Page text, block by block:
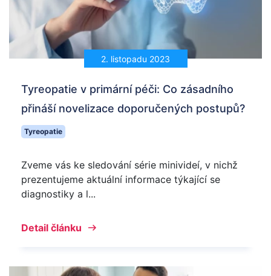
2. listopadu 2023
Tyreopatie v primární péči: Co zásadního
přináší novelizace doporučených postupů?
Tyreopatie
Zveme vás ke sledování série minivideí, v nichž
prezentujeme aktuální informace týkající se
diagnostiky a l...
Detail článku